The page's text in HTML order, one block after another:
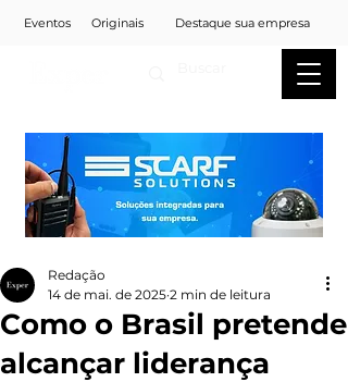
Eventos Originais Destaque sua empresa
Como o Brasil pretende
alcançar liderança
Redação
14 de mai. de 2025 2 min de leitura